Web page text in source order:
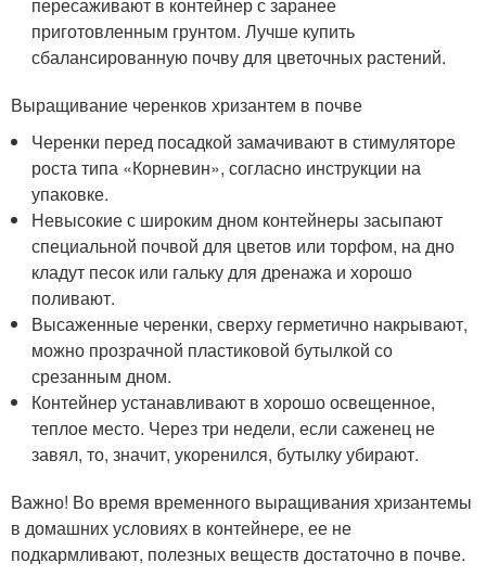
приготовленным грунтом. Лучше купить
сбалансированную почву для цветочных растений.
Выращивание черенков хризантем в почве
Черенки перед посадкой замачивают в стимуляторе
роста типа «Корневин», согласно инструкции на
упаковке.
Невысокие с широким дном контейнеры засыпают
специальной почвой для цветов или торфом, на дно
кладут песок или гальку для дренажа и хорошо
поливают.
Высаженные черенки, сверху герметично накрывают,
можно прозрачной пластиковой бутылкой со
срезанным дном.
Контейнер устанавливают в хорошо освещенное,
теплое место. Через три недели, если саженец не
завял, то, значит, укоренился, бутылку убирают.
Важно! Во время временного выращивания хризантемы
в домашних условиях в контейнере, ее не
подкармливают, полезных веществ достаточно в почве.